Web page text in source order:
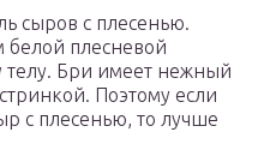
сыров с плесенью.
белой плесневой
телу. Бри имеет нежный
Поэтому если
с плесенью, то лучше